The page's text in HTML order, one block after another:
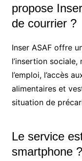
propose
de courrier ?
Inser ASAF offre
l’insertion
l’emploi, l’accès
alimentaires et
situation de
Le service
smartphone ?